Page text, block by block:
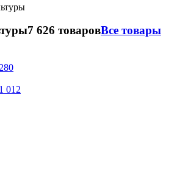
7 626 товаровВсе товары
1 012